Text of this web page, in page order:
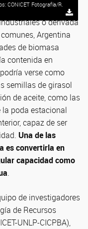
CONICET Fotografía/R.
o derivada
Argentina
de biomasa
contenida en
verse como
semillas de girasol
de aceite, como las
la poda estacional
capaz de ser
Una de las
es convertirla en
capacidad como
.
de investigadores
de Recursos
UNLP-CICPBA),